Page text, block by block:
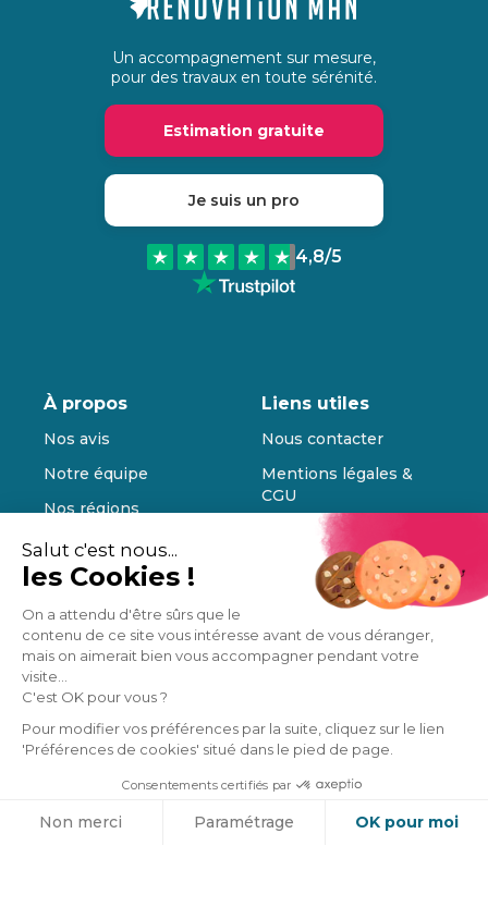
Salut c'est nous...
les Cookies !
On a attendu d'être sûrs que le
contenu de ce site vous intéresse avant de vous déranger,
mais on aimerait bien vous accompagner pendant votre
visite...
C'est OK pour vous ?
Pour modifier vos préférences par la suite, cliquez sur le lien
'Préférences de cookies' situé dans le pied de page.
Consentements certifiés par
Non merci Paramétrage OK pour moi
Un accompagnement sur mesure,
pour des travaux en toute sérénité.
Estimation gratuite
Je suis un pro
4,8/5
À propos
Nos avis
Notre équipe
Nos régions
Manifesto
Blog de la Squad
Ils parlent de nous
Liens utiles
Nous contacter
Mentions légales &
CGU
Plan du site
Cookies
Guides
Énergétique
Appartement
Rénovation Maison
ou HMONP
Comment poser un
IPN
Comment poser du